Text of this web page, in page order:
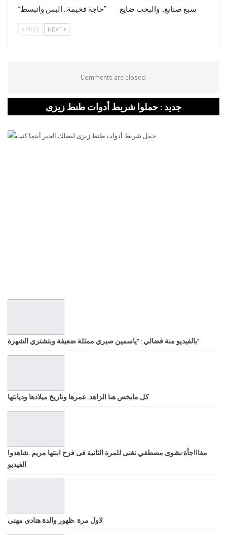
“حاجة فخيمة.. البس وانبسط” سبع صنايع.. والبخت ضايع
PREV NEXT
Comments are closed.
جديد : حملوا شريط أدوات طنط زيزى
بالفيديو منة فضالي : “ياسمين صبري ممثلة ضعيفة وبتشتري الشهرة”
كل مايخص هنا الزاهد..عمرها وتاريخ ميلادها وديانتها
مفاااجأة:نشوى مصطفي تغنى للمرة الثانية فى فرح ابنتها مريم..شاهدوا
الفيديو
لاول مرة :ظهور والدة هنادى مهنى